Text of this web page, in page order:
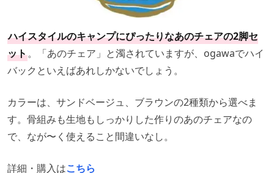
ハイスタイルのキャンプにぴったりなあのチェアの2脚セ
ット。「あのチェア」と濁されていますが、ogawaでハイ
バックといえばあれしかないでしょう。
カラーは、サンドベージュ、ブラウンの2種類から選べま
す。骨組みも生地もしっかりした作りのあのチェアなの
で、なが〜く使えること間違いなし。
詳細・購入はこちら